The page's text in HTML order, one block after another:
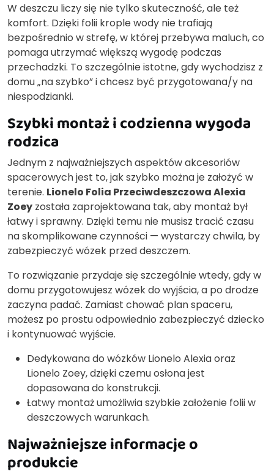
W deszczu liczy się nie tylko skuteczność, ale też
komfort. Dzięki folii krople wody nie trafiają
bezpośrednio w strefę, w której przebywa maluch, co
pomaga utrzymać większą wygodę podczas
przechadzki. To szczególnie istotne, gdy wychodzisz z
domu „na szybko” i chcesz być przygotowana/y na
niespodzianki.
Szybki montaż i codzienna wygoda
rodzica
Jednym z najważniejszych aspektów akcesoriów
spacerowych jest to, jak szybko można je założyć w
terenie. Lionelo Folia Przeciwdeszczowa Alexia
Zoey została zaprojektowana tak, aby montaż był
łatwy i sprawny. Dzięki temu nie musisz tracić czasu
na skomplikowane czynności — wystarczy chwila, by
zabezpieczyć wózek przed deszczem.
To rozwiązanie przydaje się szczególnie wtedy, gdy w
domu przygotowujesz wózek do wyjścia, a po drodze
zaczyna padać. Zamiast chować plan spaceru,
możesz po prostu odpowiednio zabezpieczyć dziecko
i kontynuować wyjście.
Dedykowana do wózków Lionelo Alexia oraz
Lionelo Zoey, dzięki czemu osłona jest
dopasowana do konstrukcji.
Łatwy montaż umożliwia szybkie założenie folii w
deszczowych warunkach.
Najważniejsze informacje o
produkcie